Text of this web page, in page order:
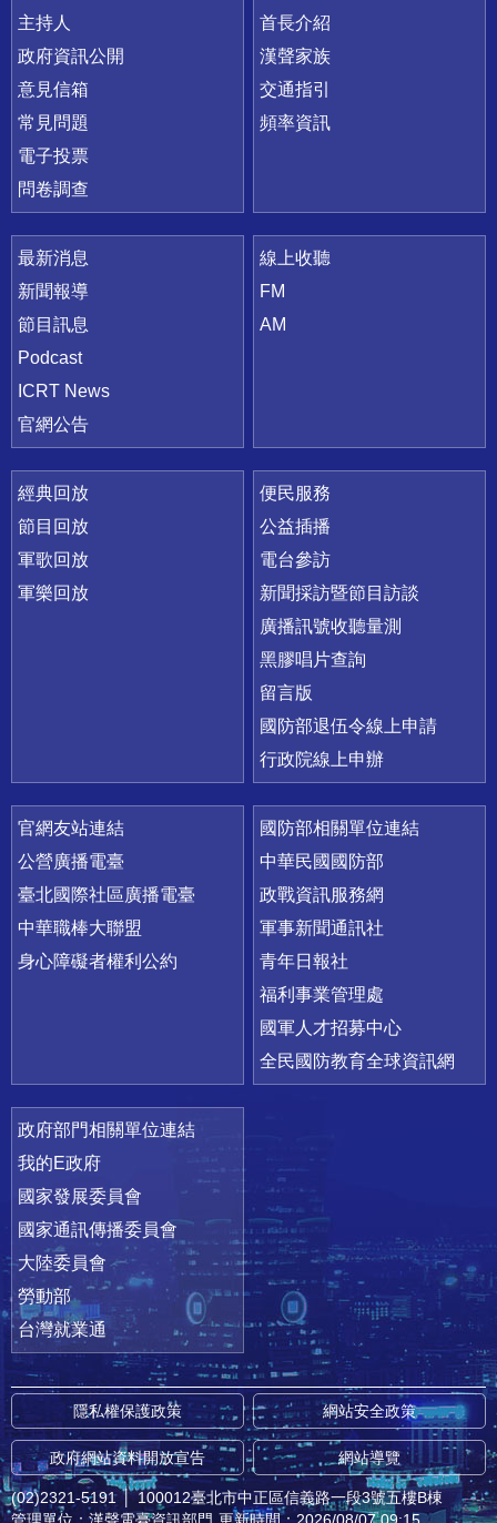
主持人
政府資訊公開
意見信箱
常見問題
電子投票
問卷調查
首長介紹
漢聲家族
交通指引
頻率資訊
最新消息
新聞報導
節目訊息
Podcast
ICRT News
官網公告
線上收聽
FM
AM
經典回放
節目回放
軍歌回放
軍樂回放
便民服務
公益插播
電台參訪
新聞採訪暨節目訪談
廣播訊號收聽量測
黑膠唱片查詢
留言版
國防部退伍令線上申請
行政院線上申辦
官網友站連結
公營廣播電臺
臺北國際社區廣播電臺
中華職棒大聯盟
身心障礙者權利公約
國防部相關單位連結
中華民國國防部
政戰資訊服務網
軍事新聞通訊社
青年日報社
福利事業管理處
國軍人才招募中心
全民國防教育全球資訊網
政府部門相關單位連結
我的E政府
國家發展委員會
國家通訊傳播委員會
大陸委員會
勞動部
台灣就業通
隱私權保護政策 網站安全政策
政府網站資料開放宣告 網站導覽
(02)2321-5191 │ 100012臺北市中正區信義路一段3號五樓B棟
管理單位：漢聲電臺資訊部門 更新時間：2026/08/07 09:15